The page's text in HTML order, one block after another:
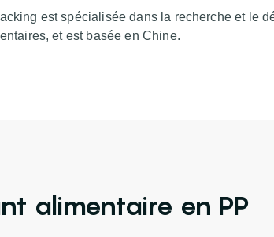
est spécialisée dans la recherche et le
et est basée en Chine.
alimentaire en PP